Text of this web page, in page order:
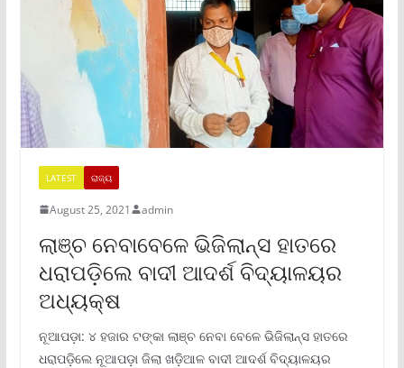
LATEST ରାଜ୍ୟ
August 25, 2021 admin
ଲାଞ୍ଚ ନେବାବେଳେ ଭିଜିଲାନ୍ସ ହାତରେ
ଧରାପଡ଼ିଲେ ବାଦୀ ଆଦର୍ଶ ବିଦ୍ୟାଳୟର
ଅଧ୍ୟକ୍ଷ
ନୂଆପଡ଼ା: ୪ ହଜାର ଟଙ୍କା ଲାଞ୍ଚ ନେବା ବେଳେ ଭିଜିଲାନ୍ସ ହାତରେ
ଧରାପଡ଼ିଲେ ନୂଆପଡ଼ା ଜିଲା ଖଡ଼ିଆଳ ବାଦୀ ଆଦର୍ଶ ବିଦ୍ୟାଳୟର